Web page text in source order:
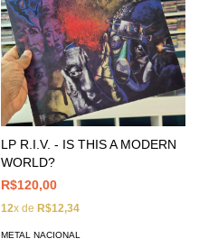
LP R.I.V. - IS THIS A MODERN
WORLD?
R$120,00
12x de R$12,34
METAL NACIONAL